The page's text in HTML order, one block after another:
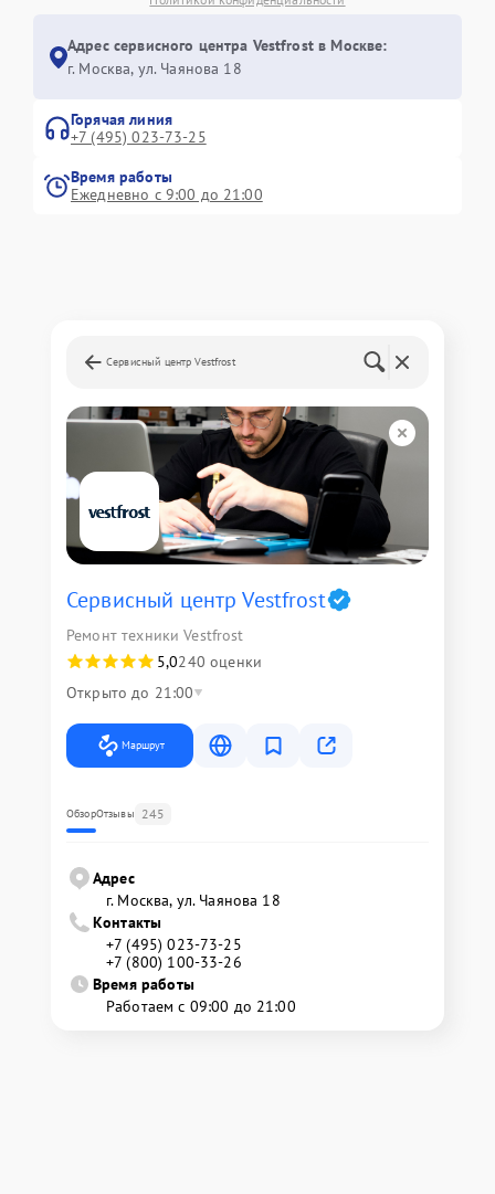
Адрес сервисного центра Vestfrost в Москве:
г. Москва, ул. Чаянова 18
Горячая линия
+7 (495) 023-73-25
Время работы
Ежедневно с 9:00 до 21:00
Сервисный центр Vestfrost
Сервисный центр Vestfrost
Ремонт техники Vestfrost
5,0240 оценки
Открыто до 21:00
Маршрут
ОбзорОтзывы 245
Адрес
г. Москва, ул. Чаянова 18
Контакты
+7 (495) 023-73-25
+7 (800) 100-33-26
Время работы
Работаем с 09:00 до 21:00